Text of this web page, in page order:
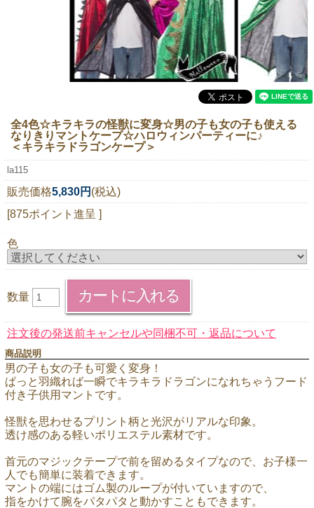
全4色☆キラキラの怪獣に変身☆男の子も女の子も使える
なりきりマントケープ☆ハロウィンパーティーに♪
＜キラキラドラゴンケープ＞
la115
販売価格5,830円 (税込)
[875ポイント進呈 ]
色
数量
注文後の発送前キャンセルや同梱不可・返品について
商品説明
男の子も女の子も可愛く変身！
ぱっと羽織れば一瞬でキラキラドラゴンになれちゃうフード
付き子供用マントです。
怪獣を思わせるプリント柄と光沢がリアルな印象。
透け感のある軽いポリエステル素材です。
首元のマジックテープで前を留めるタイプなので、お子様一
人でも簡単に装着できます。
マントの端にはゴム製のループが付いていますので、
指をかけて腕をパタパタと動かすこともできます。
サイズの測り方
よくあるご質問
レビューを見る
ブログ
ニュースレター購読
マイページログイン
お問い合わせ